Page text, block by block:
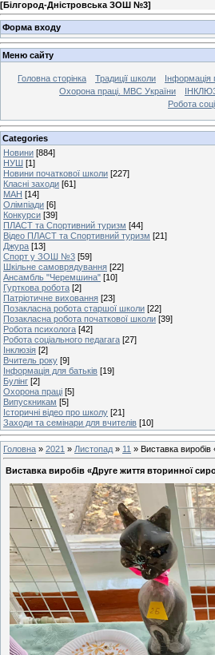
[Білгород-Дністровська ЗОШ №3]
Форма входу
Меню сайту
Головна сторінка Традиції школи
Інформація
Охорона праці. МВС України
Робота
Categories
Новини [884]
НУШ [1]
Новини початкової школи [227]
Класні заходи [61]
МАН [14]
Олімпіади [6]
Конкурси [39]
ПЛАСТ та Спортивний туризм [44]
Відео ПЛАСТ та Спортивний туризм [21]
Джура [13]
Спорт у ЗОШ №3 [59]
Шкільне самоврядування [22]
Ансамбль "Черемшина" [10]
Гурткова робота [2]
Патріотичне виховання [23]
Позакласна робота старшої школи [22]
Позакласна робота початкової школи [39]
Робота психолога [42]
Робота соціального педагага [27]
Інклюзія [2]
Вчитель року [9]
Інформація для батьків [19]
Булінг [2]
Охорона праці [5]
Випускникам [5]
Історичні відео про школу [21]
Заходи та семінари для вчителів [10]
Головна » 2021 » Листопад » 11 » Виставка виробів
Виставка виробів «Друге життя вторинної